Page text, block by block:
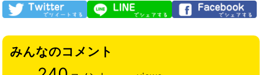
みんなのコメント